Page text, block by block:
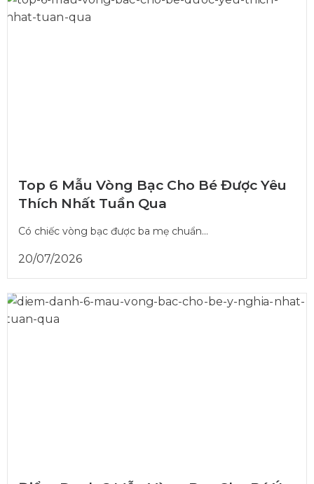
Top 6 Mẫu Vòng Bạc Cho Bé Được Yêu
Thích Nhất Tuần Qua
Có chiếc vòng bạc được ba mẹ chuẩn...
20/07/2026